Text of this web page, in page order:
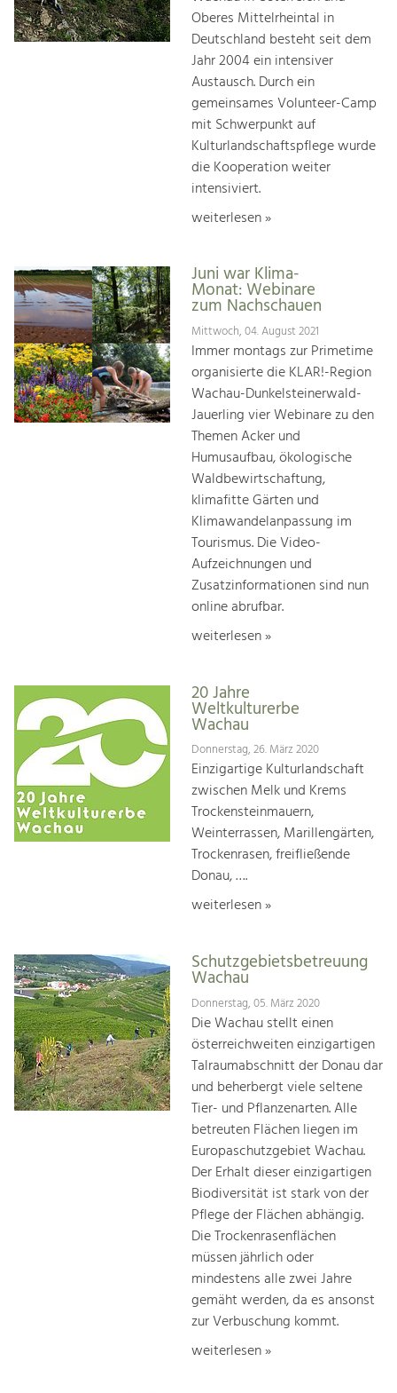
Oberes Mittelrheintal in
Deutschland besteht seit dem
Jahr 2004 ein intensiver
Austausch. Durch ein
gemeinsames Volunteer-Camp
mit Schwerpunkt auf
Kulturlandschaftspflege wurde
die Kooperation weiter
intensiviert.
weiterlesen »
Juni war Klima-
Monat: Webinare
zum Nachschauen
Mittwoch, 04. August 2021
Immer montags zur Primetime
organisierte die KLAR!-Region
Wachau-Dunkelsteinerwald-
Jauerling vier Webinare zu den
Themen Acker und
Humusaufbau, ökologische
Waldbewirtschaftung,
klimafitte Gärten und
Klimawandelanpassung im
Tourismus. Die Video-
Aufzeichnungen und
Zusatzinformationen sind nun
online abrufbar.
weiterlesen »
20 Jahre
Weltkulturerbe
Wachau
Donnerstag, 26. März 2020
Einzigartige Kulturlandschaft
zwischen Melk und Krems
Trockensteinmauern,
Weinterrassen, Marillengärten,
Trockenrasen, freifließende
Donau, ….
weiterlesen »
Schutzgebietsbetreuung
Wachau
Donnerstag, 05. März 2020
Die Wachau stellt einen
österreichweiten einzigartigen
Talraumabschnitt der Donau dar
und beherbergt viele seltene
Tier- und Pflanzenarten. Alle
betreuten Flächen liegen im
Europaschutzgebiet Wachau.
Der Erhalt dieser einzigartigen
Biodiversität ist stark von der
Pflege der Flächen abhängig.
Die Trockenrasenflächen
müssen jährlich oder
mindestens alle zwei Jahre
gemäht werden, da es ansonst
zur Verbuschung kommt.
weiterlesen »